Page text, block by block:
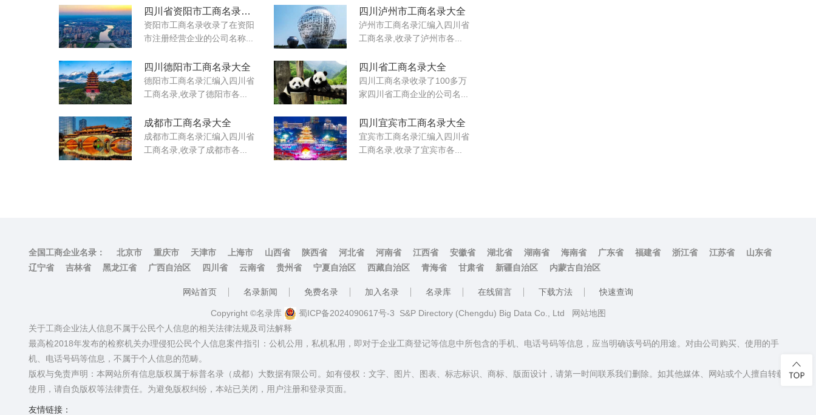
四川省资阳市工商名录大全
资阳市工商名录收录了在资阳
市注册经营企业的公司名称...
四川泸州市工商名录大全
泸州市工商名录汇编入四川省
工商名录,收录了泸州市各...
四川德阳市工商名录大全
德阳市工商名录汇编入四川省
工商名录,收录了德阳市各...
四川省工商名录大全
四川工商名录收录了100多万
家四川省工商企业的公司名...
成都市工商名录大全
成都市工商名录汇编入四川省
工商名录,收录了成都市各...
四川宜宾市工商名录大全
宜宾市工商名录汇编入四川省
工商名录,收录了宜宾市各...
全国工商企业名录： 北京市 重庆市 天津市 上海市 山西省 陕西省 河北省 河南省 江西省 安徽省 湖北省 湖南省 海南省 广东省 福建省 浙江省 江苏省
山东省
辽宁省
吉林省 黑龙江省 广西自治区 四川省 云南省 贵州省 宁夏自治区 西藏自治区 青海省 甘肃省 新疆自治区 内蒙古自治区
网站首页 名录新闻 免费名录 加入名录 名录库 在线留言 下载方法 快速查询
Copyright ©名录库 蜀ICP备2024090617号-3 S&P Directory (Chengdu) Big Data Co., Ltd
网站地图
关于工商企业法人信息不属于公民个人信息的相关法律法规及司法解释
最高检2018年发布的检察机关办理侵犯公民个人信息案件指引：公机公用，私机私用，即对于企业工商登记等信息中所包含的手机、电话号码等信息，应当明确该号码的用途。对由公司购买、使用的手
机、电话号码等信息，不属于个人信息的范畴。
版权与免责声明：本网站所有信息版权属于标普名录（成都）大数据有限公司。如有侵权：文字、图片、图表、标志标识、商标、版面设计，请第一时间联系我们删除。如其他媒体、网站或个人擅自转载
使用，请自负版权等法律责任。为避免版权纠纷，本站已关闭，用户注册和登录页面。
友情链接：